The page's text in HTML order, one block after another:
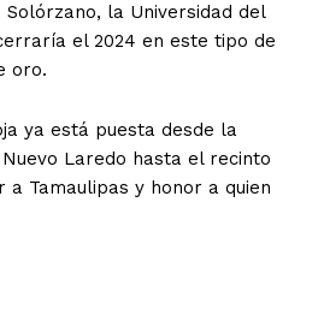
Solórzano, la Universidad del
el 2024 en este tipo de
oro.
ya está puesta desde la
Laredo hasta el recinto
a Tamaulipas y honor a quien